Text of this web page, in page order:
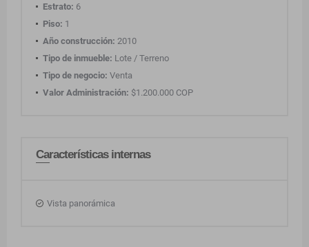
Estrato: 6
Piso: 1
Año construcción: 2010
Tipo de inmueble: Lote / Terreno
Tipo de negocio: Venta
Valor Administración: $1.200.000 COP
Características internas
Vista panorámica